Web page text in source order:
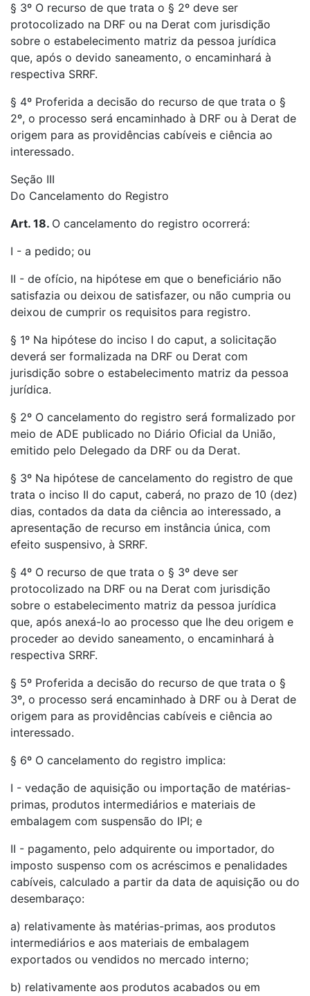
§ 3º O recurso de que trata o § 2º deve ser
protocolizado na DRF ou na Derat com jurisdição
sobre o estabelecimento matriz da pessoa jurídica
que, após o devido saneamento, o encaminhará à
respectiva SRRF.
§ 4º Proferida a decisão do recurso de que trata o §
2º, o processo será encaminhado à DRF ou à Derat de
origem para as providências cabíveis e ciência ao
interessado.
Seção III
Do Cancelamento do Registro
Art. 18. O cancelamento do registro ocorrerá:
I - a pedido; ou
II - de ofício, na hipótese em que o beneficiário não
satisfazia ou deixou de satisfazer, ou não cumpria ou
deixou de cumprir os requisitos para registro.
§ 1º Na hipótese do inciso I do caput, a solicitação
deverá ser formalizada na DRF ou Derat com
jurisdição sobre o estabelecimento matriz da pessoa
jurídica.
§ 2º O cancelamento do registro será formalizado por
meio de ADE publicado no Diário Oficial da União,
emitido pelo Delegado da DRF ou da Derat.
§ 3º Na hipótese de cancelamento do registro de que
trata o inciso II do caput, caberá, no prazo de 10 (dez)
dias, contados da data da ciência ao interessado, a
apresentação de recurso em instância única, com
efeito suspensivo, à SRRF.
§ 4º O recurso de que trata o § 3º deve ser
protocolizado na DRF ou na Derat com jurisdição
sobre o estabelecimento matriz da pessoa jurídica
que, após anexá-lo ao processo que lhe deu origem e
proceder ao devido saneamento, o encaminhará à
respectiva SRRF.
§ 5º Proferida a decisão do recurso de que trata o §
3º, o processo será encaminhado à DRF ou à Derat de
origem para as providências cabíveis e ciência ao
interessado.
§ 6º O cancelamento do registro implica:
I - vedação de aquisição ou importação de matérias-
primas, produtos intermediários e materiais de
embalagem com suspensão do IPI; e
II - pagamento, pelo adquirente ou importador, do
imposto suspenso com os acréscimos e penalidades
cabíveis, calculado a partir da data de aquisição ou do
desembaraço:
a) relativamente às matérias-primas, aos produtos
intermediários e aos materiais de embalagem
exportados ou vendidos no mercado interno;
b) relativamente aos produtos acabados ou em